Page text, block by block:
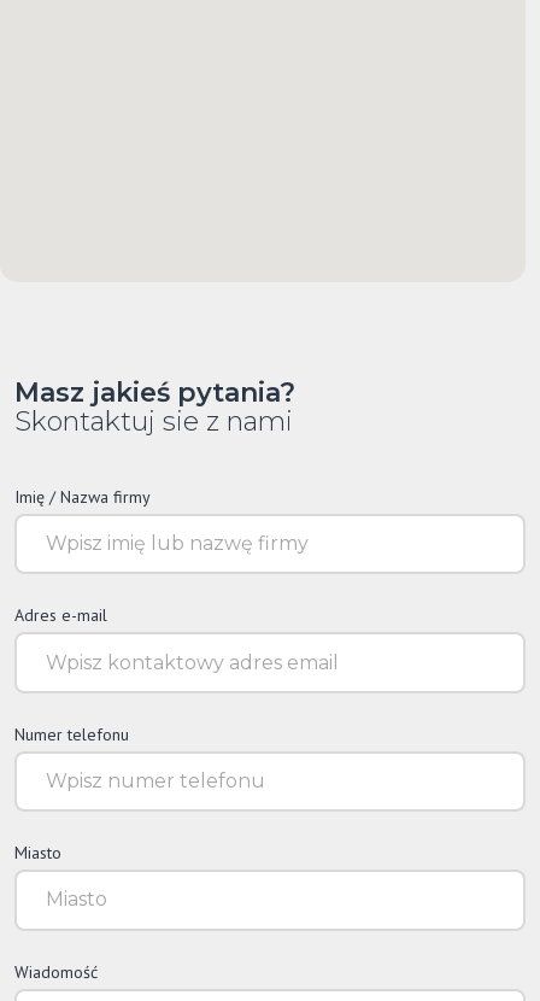
Masz jakieś pytania?
Skontaktuj sie z nami
Imię / Nazwa firmy
Adres e-mail
Numer telefonu
Miasto
Wiadomość